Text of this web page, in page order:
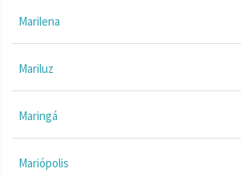
Marilena
Mariluz
Maringá
Mariópolis